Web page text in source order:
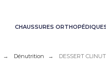
CHAUSSURES
Dénutrition DESSERT